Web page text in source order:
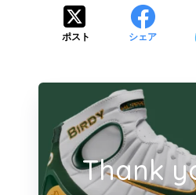
ポスト シェア
Thank